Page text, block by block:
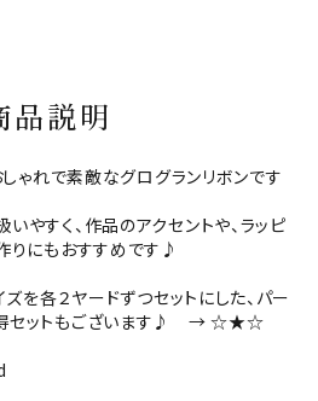
品説明
ゃれで素敵なグログランリボンです
やすく、作品のアクセントや、ラッピ
りにもおすすめです♪
各２ヤードずつセットにした、パー
セットもございます♪ →☆★☆